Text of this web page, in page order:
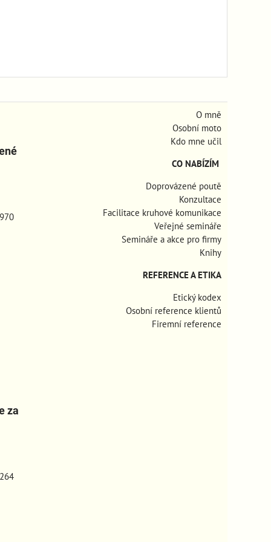
za
O mně
Osobní moto
Kdo mne učil
CO NABÍZÍM
Doprovázené poutě
Konzultace
Facilitace kruhové komunikace
Veřejné semináře
Semináře a akce pro firmy
Knihy
REFERENCE A ETIKA
Etický kodex
Osobní reference klientů
Firemní reference